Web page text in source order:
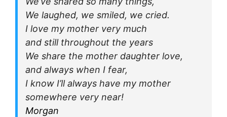
We laughed, we smiled, we cried.
I love my mother very much
and still throughout the years
We share the mother daughter love,
and always when I fear,
I know I’ll always have my mother
somewhere very near!
Morgan